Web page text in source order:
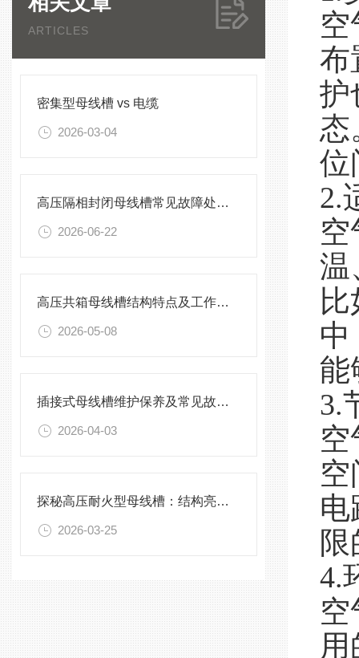
ARTICLES
密集型母线槽 vs 电缆
2026-03-04
高压隔相封闭母线槽常见故障处理方案
2026-06-22
高压共箱母线槽结构特点及工作原理
2026-05-08
插接式母线槽维护保养及常见故障处理指南
2026-04-03
探秘高压耐火型母线槽：结构亮点与实用效能
2026-03-25
布
护
态
位
2.
温
中
能
3.
电
4.